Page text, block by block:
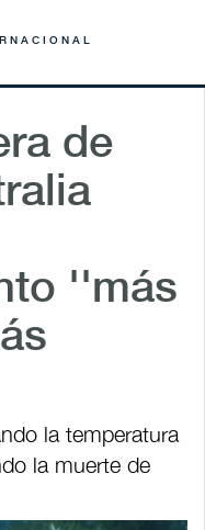
de
''más
la temperatura
la muerte de